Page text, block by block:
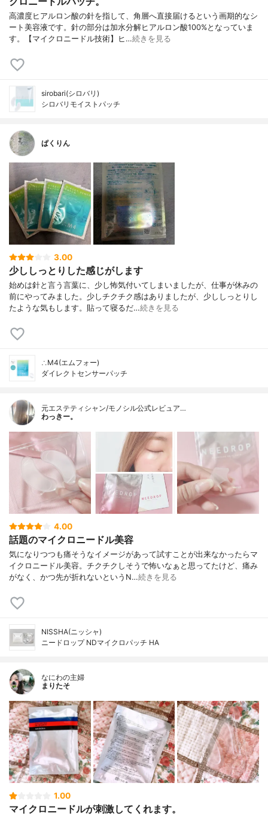
高濃度ヒアルロン酸の針を指して、角層へ直接届けるという画期的なシ
ート美容液です。針の部分は加水分解ヒアルロン酸100%となっていま
す。【マイクロニードル技術】ヒ…続きを見る
sirobari(シロバリ)
シロバリモイストパッチ
ぱくりん
3.00
少ししっとりした感じがします
始めは針と言う言葉に、少し怖気付いてしまいましたが、仕事が休みの
前にやってみました。少しチクチク感はありましたが、少ししっとりし
たような気もします。貼って寝るだ…続きを見る
∴M4(エムフォー)
ダイレクトセンサーパッチ
元エステティシャン/モノシル公式レビュア…
わっきー。
4.00
話題のマイクロニードル美容
気になりつつも痛そうなイメージがあって試すことが出来なかったらマ
イクロニードル美容。チクチクしそうで怖いなぁと思ってたけど、痛み
がなく、かつ先が折れないというN…続きを見る
NISSHA(ニッシャ)
ニードロップ NDマイクロパッチ HA
なにわの主婦
まりたそ
1.00
マイクロニードルが刺激してくれます。